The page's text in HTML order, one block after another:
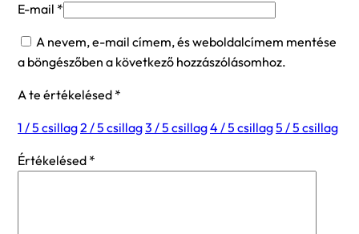
E-mail *
A nevem, e-mail címem, és weboldalcímem mentése
a böngészőben a következő hozzászólásomhoz.
A te értékelésed *
1 / 5 csillag2 / 5 csillag3 / 5 csillag4 / 5 csillag5 / 5 csillag
Értékelésed *